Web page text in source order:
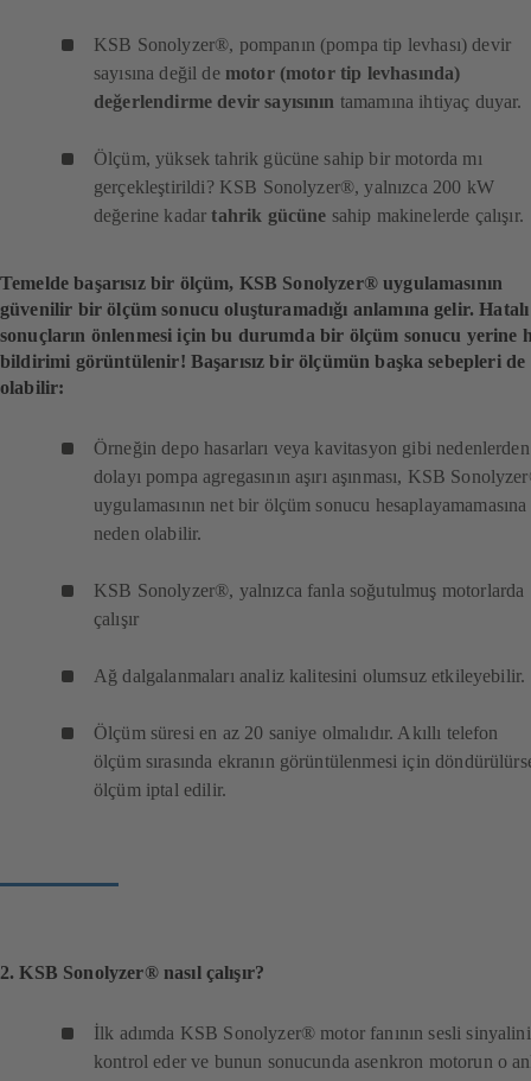
KSB Sonolyzer®, pompanın (pompa tip levhası) devir
sayısına değil demotor (motor tip levhasında)
değerlendirme devir sayısının tamamına ihtiyaç duyar.
Ölçüm, yüksek tahrik gücüne sahip bir motorda mı
gerçekleştirildi? KSB Sonolyzer®, yalnızca 200 kW
değerine kadar tahrik gücüne sahip makinelerde çalışır.
Temelde başarısız bir ölçüm, KSB Sonolyzer® uygulamasının
güvenilir bir ölçüm sonucu oluşturamadığı anlamına gelir. Hatalı
sonuçların önlenmesi için bu durumda bir ölçüm sonucu yerine
bildirimi görüntülenir! Başarısız bir ölçümün başka sebepleri de
olabilir:
Örneğin depo hasarları veya kavitasyon gibi nedenlerden
dolayı pompa agregasının aşırı aşınması, KSB
uygulamasının net bir ölçüm sonucu hesaplayamamasına
neden olabilir.
KSB Sonolyzer®, yalnızca fanla soğutulmuş motorlarda
çalışır
Ağ dalgalanmaları analiz kalitesini olumsuz etkileyebilir.
Ölçüm süresi en az 20 saniye olmalıdır. Akıllı telefon
ölçüm sırasında ekranın görüntülenmesi için
ölçüm iptal edilir.
2. KSB Sonolyzer® nasıl çalışır?
İlk adımda KSB Sonolyzer® motor fanının sesli sinyalini
kontrol eder ve bunun sonucunda asenkron motorun o